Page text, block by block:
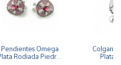
Pendientes Omega
Rodiada Piedras
Plata